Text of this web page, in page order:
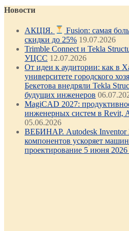
Новости
АКЦІЯ.
Fusion: самая
скидки до 25% 19.07.2026
Trimble Connect и Tekla
УЦСС 12.07.2026
От идеи к аудитории: как в
университете городского
Бекетова внедряли Tekla
будущих инженеров
MagiCAD 2027:
инженерных систем в Revit,
05.06.2026
ВЕБИНАР. Autodesk Inventor
компонентов ускоряет
проектирование 5 июня 2026